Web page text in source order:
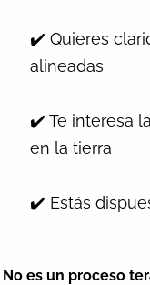
✔️ Quieres
alineadas
✔️ Te interesa
en la tierra
✔️ Estás
No es un proceso